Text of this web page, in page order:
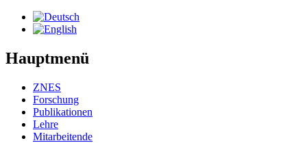
Hauptmenü
ZNES
Forschung
Publikationen
Lehre
Mitarbeitende